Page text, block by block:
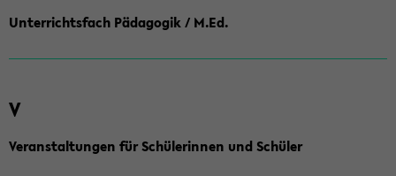
Unterrichtsfach Pädagogik / M.Ed.
V
Veranstaltungen für Schülerinnen und Schüler